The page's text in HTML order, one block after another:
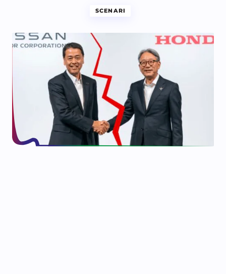
SCENARI